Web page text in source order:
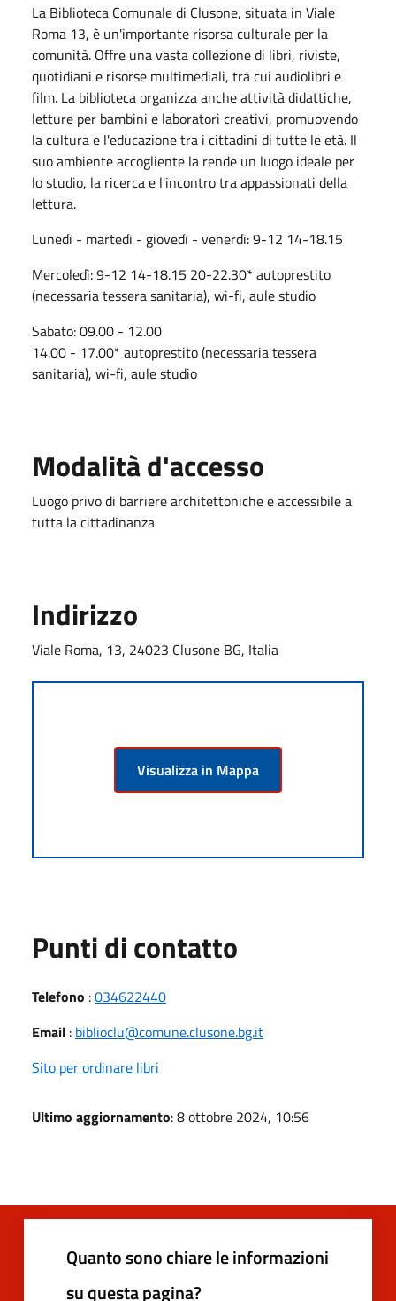
La Biblioteca Comunale di Clusone, situata in Viale
Roma 13, è un'importante risorsa culturale per la
comunità. Offre una vasta collezione di libri, riviste,
quotidiani e risorse multimediali, tra cui audiolibri e
film. La biblioteca organizza anche attività didattiche,
letture per bambini e laboratori creativi, promuovendo
la cultura e l'educazione tra i cittadini di tutte le età. Il
suo ambiente accogliente la rende un luogo ideale per
lo studio, la ricerca e l'incontro tra appassionati della
lettura.
Lunedì - martedì - giovedì - venerdì: 9-12 14-18.15
Mercoledì: 9-12 14-18.15 20-22.30* autoprestito
(necessaria tessera sanitaria), wi-fi, aule studio
Sabato: 09.00 - 12.00
14.00 - 17.00* autoprestito (necessaria tessera
sanitaria), wi-fi, aule studio
Modalità d'accesso
Luogo privo di barriere architettoniche e accessibile a
tutta la cittadinanza
Indirizzo
Viale Roma, 13, 24023 Clusone BG, Italia
Visualizza in Mappa
Punti di contatto
Telefono :034622440
Email : biblioclu@comune.clusone.bg.it
Sito per ordinare libri
Ultimo aggiornamento: 8 ottobre 2024, 10:56
Quanto sono chiare le informazioni
su questa pagina?